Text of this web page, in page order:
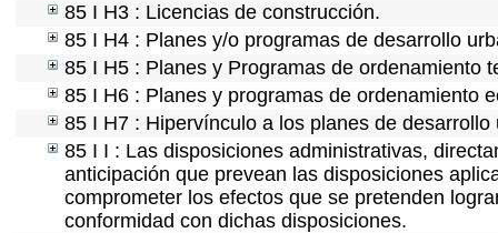
85 I H3 : Licencias de construcción.
85 I H4 : Planes y/o programas de desarrollo
85 I H5 : Planes y Programas de ordenamiento
85 I H6 : Planes y programas de ordenamiento
85 I H7 : Hipervínculo a los planes de desarrollo
85 I I : Las disposiciones administrativas,
anticipación que prevean las disposiciones
comprometer los efectos que se pretenden
conformidad con dichas disposiciones.